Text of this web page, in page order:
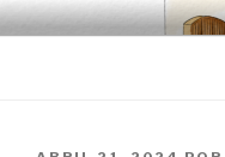
Saltar
paraEMRÉZIO
Casa Museu Interativa de